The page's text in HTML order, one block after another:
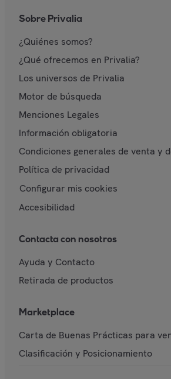
Sobre Privalia
¿Quiénes somos?
¿Qué ofrecemos en Privalia?
Los universos de Privalia
Motor de búsqueda
Menciones Legales
Información obligatoria
Condiciones generales de venta y
Política de privacidad
Configurar mis cookies
Accesibilidad
Contacta con nosotros
Ayuda y Contacto
Retirada de productos
Marketplace
Carta de Buenas Prácticas para
Clasificación y Posicionamiento